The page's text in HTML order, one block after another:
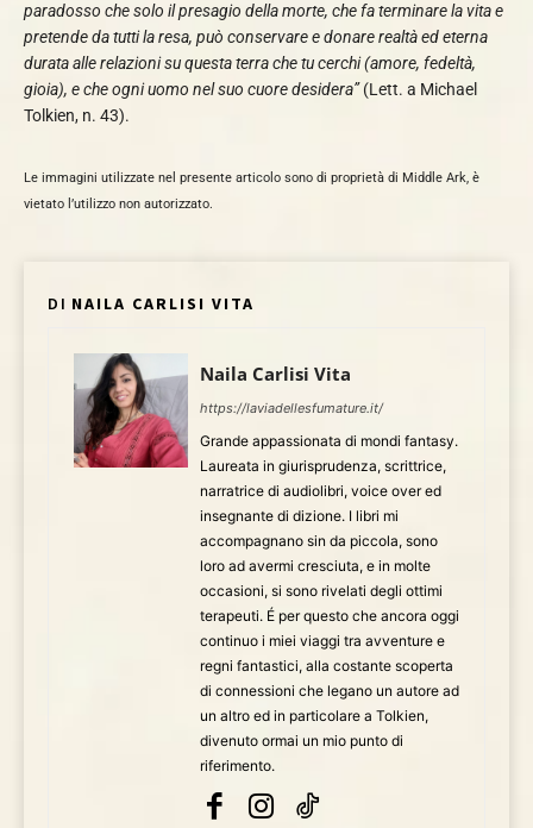
paradosso che solo il presagio della morte, che fa terminare la vita e
pretende da tutti la resa, può conservare e donare realtà ed eterna
durata alle relazioni su questa terra che tu cerchi (amore, fedeltà,
gioia), e che ogni uomo nel suo cuore desidera”(Lett. a Michael
Tolkien, n. 43).
Le immagini utilizzate nel presente articolo sono di proprietà di Middle Ark, è
vietato l’utilizzo non autorizzato.
DI NAILA CARLISI VITA
Naila Carlisi Vita
https://laviadellesfumature.it/
Grande appassionata di mondi fantasy.
Laureata in giurisprudenza, scrittrice,
narratrice di audiolibri, voice over ed
insegnante di dizione. I libri mi
accompagnano sin da piccola, sono
loro ad avermi cresciuta, e in molte
occasioni, si sono rivelati degli ottimi
terapeuti. É per questo che ancora oggi
continuo i miei viaggi tra avventure e
regni fantastici, alla costante scoperta
di connessioni che legano un autore ad
un altro ed in particolare a Tolkien,
divenuto ormai un mio punto di
riferimento.